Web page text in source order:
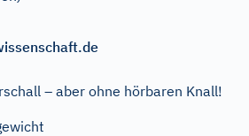
– aber ohne hörbaren Knall!